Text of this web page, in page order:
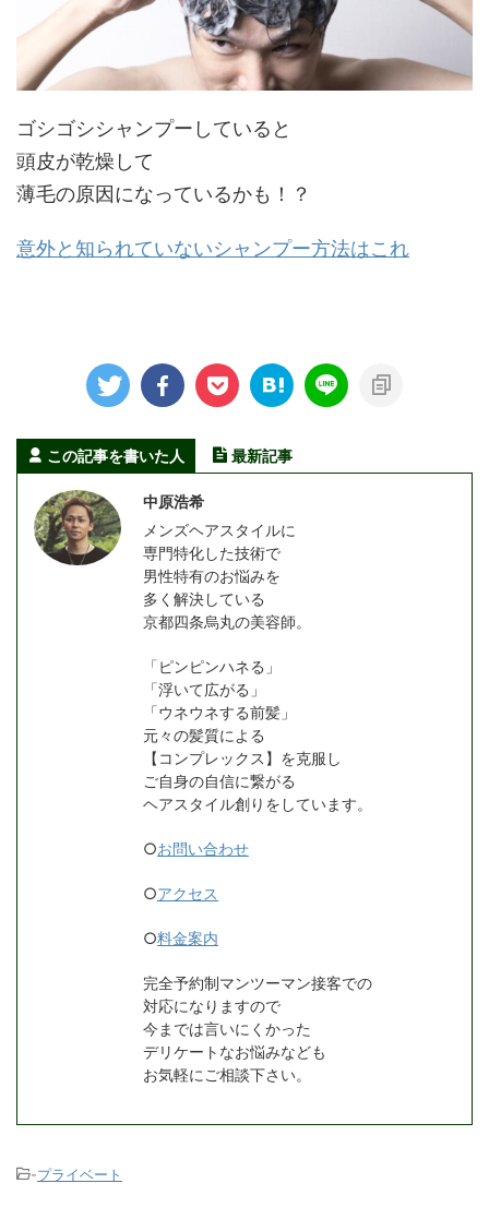
ゴシゴシシャンプーしていると
頭皮が乾燥して
薄毛の原因になっているかも！？
意外と知られていないシャンプー方法はこれ
この記事を書いた人 最新記事
中原浩希
メンズヘアスタイルに
専門特化した技術で
男性特有のお悩みを
多く解決している
京都四条烏丸の美容師。
「ピンピンハネる」
「浮いて広がる」
「ウネウネする前髪」
元々の髪質による
【コンプレックス】を克服し
ご自身の自信に繋がる
ヘアスタイル創りをしています。
○お問い合わせ
○アクセス
○料金案内
完全予約制マンツーマン接客での
対応になりますので
今までは言いにくかった
デリケートなお悩みなども
お気軽にご相談下さい。
-プライベート